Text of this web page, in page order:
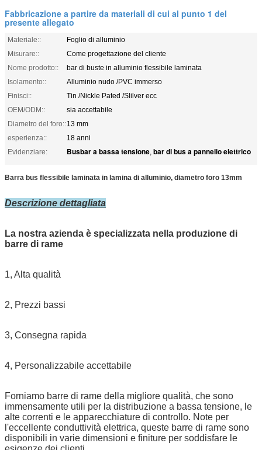
Fabbricazione a partire da materiali di cui al punto 1 del
presente allegato
Materiale::
Foglio di alluminio
Misurare::
Come progettazione del cliente
Nome prodotto::
bar di buste in alluminio flessibile laminata
Isolamento::
Alluminio nudo /PVC immerso
Finisci::
Tin /Nickle Pated /Slilver ecc
OEM/ODM::
sia accettabile
Diametro del foro::13 mm
esperienza::
18 anni
Evidenziare:
Busbar a bassa tensione, bar di bus a pannello elettrico
Barra bus flessibile laminata in lamina di alluminio, diametro foro 13mm
Descrizione dettagliata
La nostra azienda è specializzata nella produzione di
barre di rame
1, Alta qualità
2, Prezzi bassi
3, Consegna rapida
4, Personalizzabile accettabile
Forniamo barre di rame della migliore qualità, che sono
immensamente utili per la distribuzione a bassa tensione, le
alte correnti e le apparecchiature di controllo. Note per
l'eccellente conduttività elettrica, queste barre di rame sono
disponibili in varie dimensioni e finiture per soddisfare le